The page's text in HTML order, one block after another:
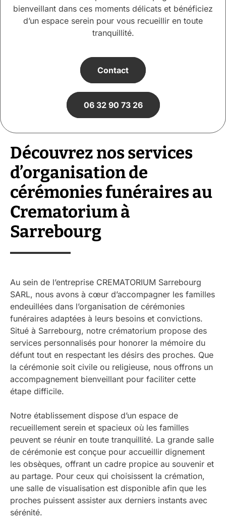
bienveillant dans ces moments délicats et bénéficiez
d’un espace serein pour vous recueillir en toute
tranquillité.
Contact
06 32 90 73 26
Découvrez nos services
d’organisation de
cérémonies funéraires au
Crematorium à
Sarrebourg
Au sein de l’entreprise CREMATORIUM Sarrebourg
SARL, nous avons à cœur d’accompagner les familles
endeuillées dans l’organisation de cérémonies
funéraires adaptées à leurs besoins et convictions.
Situé à Sarrebourg, notre crématorium propose des
services personnalisés pour honorer la mémoire du
défunt tout en respectant les désirs des proches. Que
la cérémonie soit civile ou religieuse, nous offrons un
accompagnement bienveillant pour faciliter cette
étape difficile.
Notre établissement dispose d’un espace de
recueillement serein et spacieux où les familles
peuvent se réunir en toute tranquillité. La grande salle
de cérémonie est conçue pour accueillir dignement
les obsèques, offrant un cadre propice au souvenir et
au partage. Pour ceux qui choisissent la crémation,
une salle de visualisation est disponible afin que les
proches puissent assister aux derniers instants avec
sérénité.